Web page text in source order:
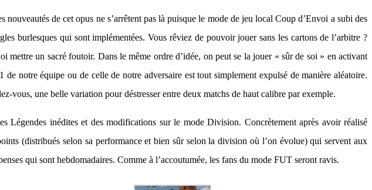
de cet opus ne s’arrêtent pas là puisque le mode de jeu local Coup d’Envoi a subi des
burlesques qui sont implémentées. Vous rêviez de pouvoir jouer sans les cartons de l’arbitre ?
mettre un sacré foutoir. Dans le même ordre d’idée, on peut se la jouer « sûr de soi » en activant
notre équipe ou de celle de notre adversaire est tout simplement expulsé de manière aléatoire.
vous, une belle variation pour déstresser entre deux matchs de haut calibre par exemple.
Légendes inédites et des modifications sur le mode Division. Concrètement après avoir réalisé
(distribués selon sa performance et bien sûr selon la division où l’on évolue) qui servent aux
qui sont hebdomadaires. Comme à l’accoutumée, les fans du mode FUT seront ravis.